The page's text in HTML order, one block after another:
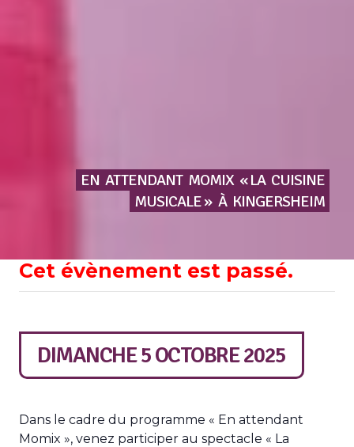
EN ATTENDANT MOMIX « LA CUISINE
MUSICALE » À KINGERSHEIM
Cet évènement est passé.
DIMANCHE 5 OCTOBRE 2025
Dans le cadre du programme « En attendant
Momix », venez participer au spectacle « La